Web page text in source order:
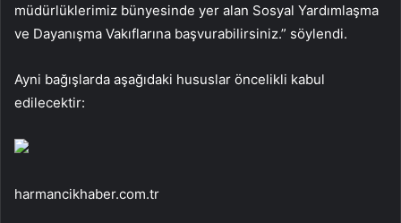
müdürlüklerimiz bünyesinde yer alan Sosyal Yardımlaşma
ve Dayanışma Vakıflarına başvurabilirsiniz.” söylendi.
Ayni bağışlarda aşağıdaki hususlar öncelikli kabul
edilecektir:
harmancikhaber.com.tr